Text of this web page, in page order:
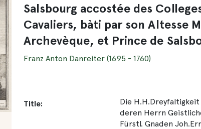
Salsbourg accostée des
Cavaliers, bàti par son Altesse
Archevèque, et Prince de
Franz Anton Danreiter (1695 - 1760)
Title:
Die
deren Herrn
Fürstl. Gnaden